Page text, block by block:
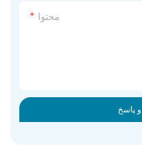
محتوا
پاسخ